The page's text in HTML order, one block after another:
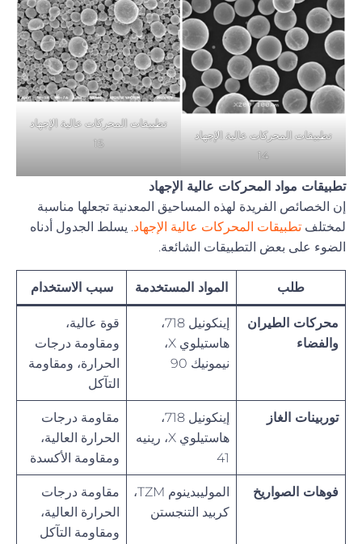
تطبيقات المحركات عالية الإجهاد
14
تطبيقات المحركات عالية الإجهاد
15
تطبيقات مواد المحركات عالية الإجهاد
إن الخصائص الفريدة لهذه المساحيق المعدنية تجعلها مناسبة
لمختلف تطبيقات المحركات عالية الإجهاد. يسلط الجدول أدناه
الضوء على بعض التطبيقات الشائعة.
طلب المواد المستخدمة سبب الاستخدام
محركات الطيران
والفضاء
إينكونيل 718،
هاستيلوي X،
نيمونيك 90
قوة عالية،
ومقاومة درجات
الحرارة، ومقاومة
التآكل
توربينات الغاز
إينكونيل 718،
هاستيلوي X، رينيه
41
مقاومة درجات
الحرارة العالية،
ومقاومة الأكسدة
فوهات الصواريخ
الموليبدينوم TZM،
كربيد التنجستن
مقاومة درجات
الحرارة العالية،
ومقاومة التآكل